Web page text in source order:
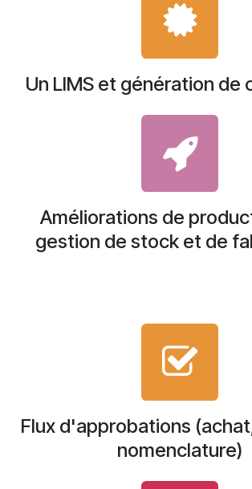
Un LIMS et génération
Améliorations de
gestion de stock et de
Flux d'approbations
nomenclature)